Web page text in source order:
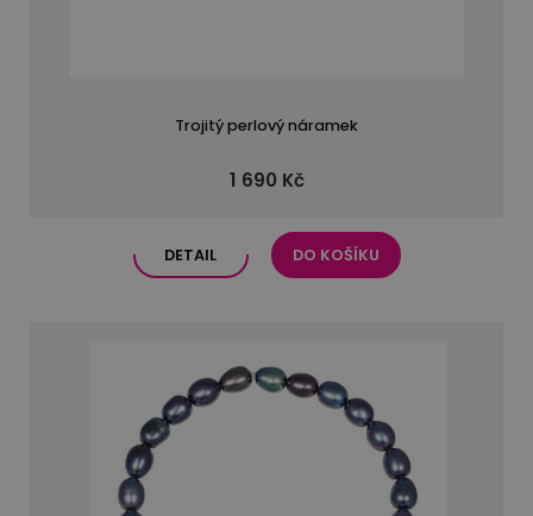
Trojitý perlový náramek
1 690 Kč
DETAIL DO KOŠÍKU